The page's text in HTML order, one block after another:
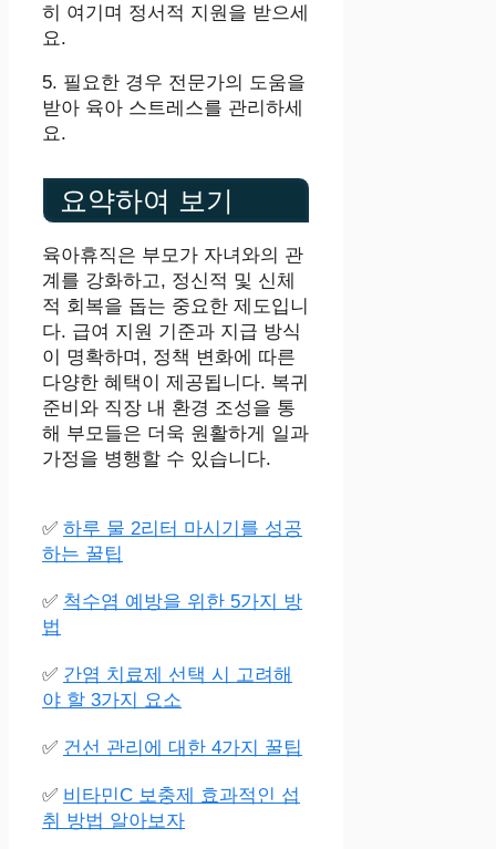
히 여기며 정서적 지원을 받으세
요.
5. 필요한 경우 전문가의 도움을
받아 육아 스트레스를 관리하세
요.
요약하여 보기
육아휴직은 부모가 자녀와의 관
계를 강화하고, 정신적 및 신체
적 회복을 돕는 중요한 제도입니
다. 급여 지원 기준과 지급 방식
이 명확하며, 정책 변화에 따른
다양한 혜택이 제공됩니다. 복귀
준비와 직장 내 환경 조성을 통
해 부모들은 더욱 원활하게 일과
가정을 병행할 수 있습니다.
✅ 하루 물 2리터 마시기를 성공
하는 꿀팁
✅ 척수염 예방을 위한 5가지 방
법
✅ 간염 치료제 선택 시 고려해
야 할 3가지 요소
✅ 건선 관리에 대한 4가지 꿀팁
✅ 비타민C 보충제 효과적인 섭
취 방법 알아보자